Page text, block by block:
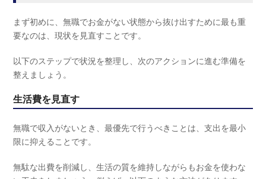
まず初めに、無職でお金がない状態から抜け出すために最も重
要なのは、現状を見直すことです。
以下のステップで状況を整理し、次のアクションに進む準備を
整えましょう。
生活費を見直す
無職で収入がないとき、最優先で行うべきことは、支出を最小
限に抑えることです。
無駄な出費を削減し、生活の質を維持しながらもお金を使わな